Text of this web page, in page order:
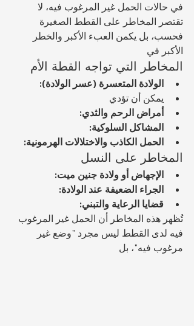
في حالات الحمل غير المرغوب فيه، لا
تقتصر المخاطر على القطط الصغيرة
فحسب، بل يكمن العبء الأكبر والخطر
الأكبر في
المخاطر التي تواجه القطة الأم
الولادة المتعسرة (عسر الولادة):
يمكن أن تؤدي
أمراض الرحم والثدي:
المشاكل السلوكية:
الحمل الكاذب والاختلالات الهرمونية:
المخاطر على النسل
الإجهاض أو ولادة جنين ميت:
الجراء الضعيفة عند الولادة:
قضايا الرعاية والتبني:
تُظهر هذه المخاطر أن الحمل غير المرغوب
فيه لدى القطط ليس مجرد "وضع غير
مرغوب فيه"، بل